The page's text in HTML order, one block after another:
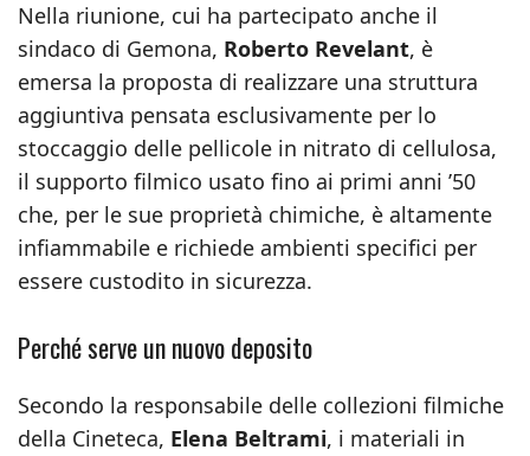
Nella riunione, cui ha partecipato anche il
sindaco di Gemona, Roberto Revelant, è
emersa la proposta di realizzare una struttura
aggiuntiva pensata esclusivamente per lo
stoccaggio delle pellicole in nitrato di cellulosa,
il supporto filmico usato fino ai primi anni ’50
che, per le sue proprietà chimiche, è altamente
infiammabile e richiede ambienti specifici per
essere custodito in sicurezza.
Perché serve un nuovo deposito
Secondo la responsabile delle collezioni filmiche
della Cineteca, Elena Beltrami, i materiali in